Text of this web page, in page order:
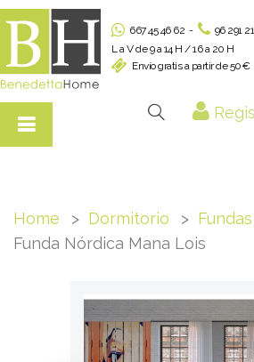
667 45 46 62 - 96 291
L a V de 9 a 14 H / 16 a 20 H
Envío gratis a partir de 50€
Home Dormitorio
Funda Nórdica Mana Lois